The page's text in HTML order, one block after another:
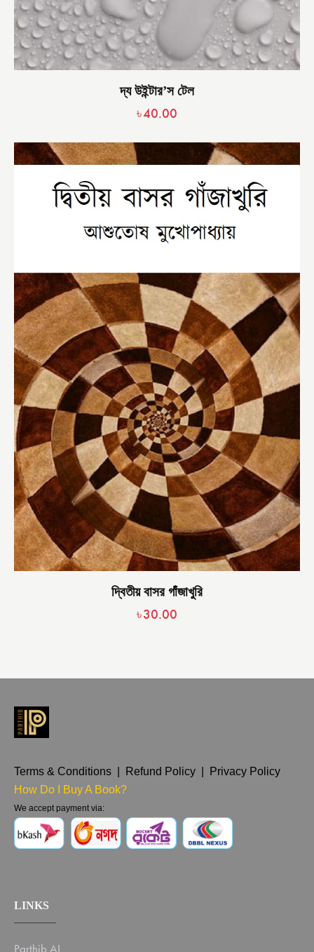
দ্য উইন্টার’স টেল
৳40.00
দ্বিতীয় বাসর গাঁজাখুরি
৳30.00
Terms & Conditions | Refund Policy | Privacy Policy
How Do I Buy A Book?
We accept payment via:
LINKS
Parthib AI